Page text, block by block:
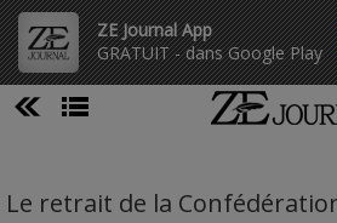
ZE Journal App
GRATUIT - dans Google Play
Le retrait de la